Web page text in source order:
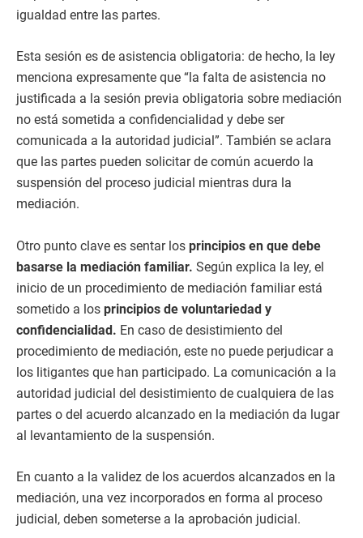
igualdad entre las partes.
Esta sesión es de asistencia obligatoria: de hecho, la ley
menciona expresamente que “la falta de asistencia no
justificada a la sesión previa obligatoria sobre mediación
no está sometida a confidencialidad y debe ser
comunicada a la autoridad judicial”. También se aclara
que las partes pueden solicitar de común acuerdo la
suspensión del proceso judicial mientras dura la
mediación.
Otro punto clave es sentar los principios en que debe
basarse la mediación familiar. Según explica la ley, el
inicio de un procedimiento de mediación familiar está
sometido a los principios de voluntariedad y
confidencialidad. En caso de desistimiento del
procedimiento de mediación, este no puede perjudicar a
los litigantes que han participado. La comunicación a la
autoridad judicial del desistimiento de cualquiera de las
partes o del acuerdo alcanzado en la mediación da lugar
al levantamiento de la suspensión.
En cuanto a la validez de los acuerdos alcanzados en la
mediación, una vez incorporados en forma al proceso
judicial, deben someterse a la aprobación judicial.